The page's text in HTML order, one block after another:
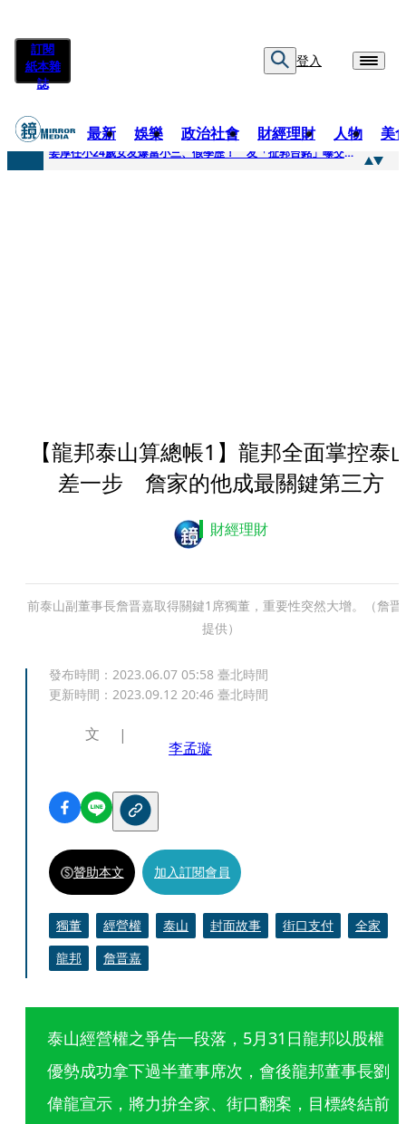
訂閱
紙本雜
誌
登入
最新 娛樂 政治社會 財經理財 人物 美
快訊
姜厚任小24歲女友爆當小三、假學歷！ 友「扯郭台銘」曝交往內幕：我們又不像他
【龍邦泰山算總帳1】龍邦全面掌控泰
差一步 詹家的他成最關鍵第三方
財經理財
前泰山副董事長詹晋嘉取得關鍵1席獨董，重要性突然大增。（詹晋
提供）
發布時間： 2023.06.07 05:58 臺北時間
更新時間： 2023.09.12 20:46 臺北時間
文
李孟璇
贊助本文 加入訂閱會員
獨董 經營權 泰山 封面故事 街口支付
全家
龍邦
詹晋嘉
泰山經營權之爭告一段落，5月31日龍邦以股權
優勢成功拿下過半董事席次，會後龍邦董事長劉
偉龍宣示，將力拚全家、街口翻案，目標終結前